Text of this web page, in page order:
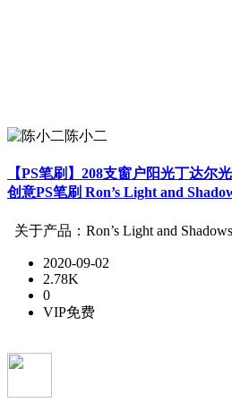
陈小二
【PS笔刷】208支窗户阳光丁达尔
创意PS笔刷 Ron’s Light and
关于产品：Ron’s Light and
2020-09-02
2.78K
0
VIP免费